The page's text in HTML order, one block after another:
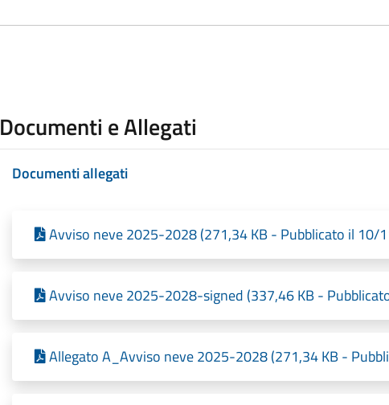
Documenti e Allegati
Documenti allegati
Avviso neve 2025-2028 (271,34 KB - Pubblicato il 10/
Avviso neve 2025-2028-signed (337,46 KB -
Allegato A_Avviso neve 2025-2028 (271,34 KB -